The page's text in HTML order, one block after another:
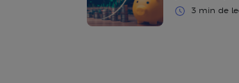
3 min de